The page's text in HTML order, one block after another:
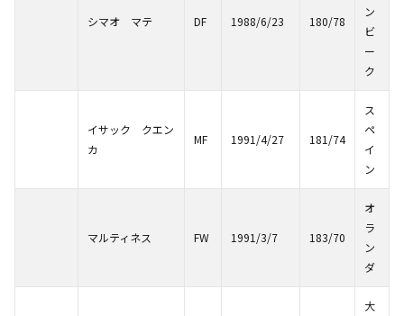
シマオ マテ DF 1988/6/23 180/78
ン
ビ
ー
ク
イサック クエン
カ
MF 1991/4/27 181/74
ス
ペ
イ
ン
マルティネス FW 1991/3/7 183/70
オ
ラ
ン
ダ
大